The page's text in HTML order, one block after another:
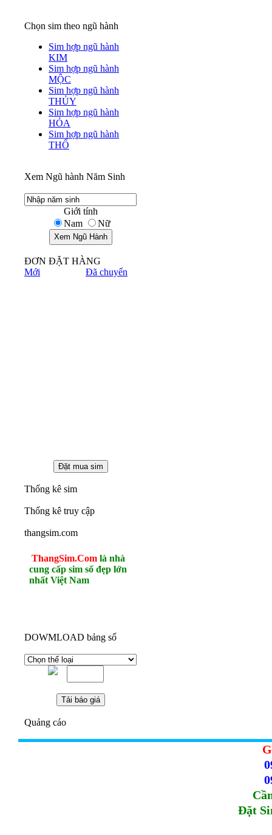
Chọn sim theo ngũ hành
Sim hợp ngũ hành
KIM
Sim hợp ngũ hành
MỘC
Sim hợp ngũ hành
THỦY
Sim hợp ngũ hành
HỎA
Sim hợp ngũ hành
THỔ
Xem Ngũ hành Năm Sinh
Giới tính
Nam
Nữ
ĐƠN ĐẶT HÀNG
Mới
Đã chuyển
Thống kê sim
Thống kê truy cập
thangsim.com
ThangSim.Com là nhà
cung cấp sim số đẹp lớn
nhất Việt Nam
DOWMLOAD bảng số
Quảng cáo
Đặt